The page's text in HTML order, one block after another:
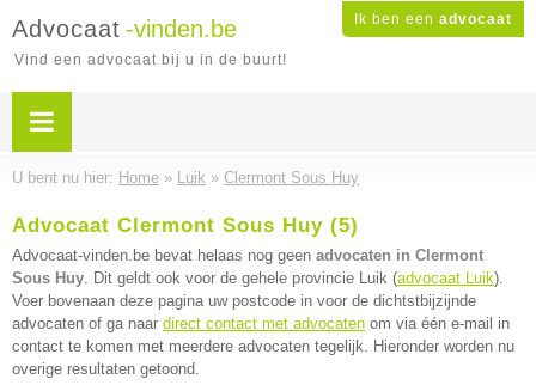
Ik ben een advocaat
Advocaat -vinden.be
Vind een advocaat bij u in de buurt!
U bent nu hier: Home » Luik » Clermont Sous Huy
Advocaat Clermont Sous Huy (5)
Advocaat-vinden.be bevat helaas nog geen advocaten in Clermont
Sous Huy. Dit geldt ook voor de gehele provincie Luik (advocaat Luik).
Voer bovenaan deze pagina uw postcode in voor de dichtstbijzijnde
advocaten of ga naar direct contact met advocaten om via één e-mail in
contact te komen met meerdere advocaten tegelijk. Hieronder worden nu
overige resultaten getoond.